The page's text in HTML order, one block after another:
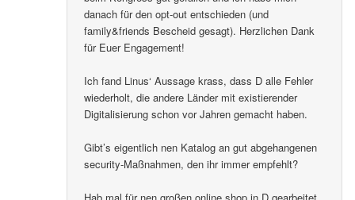
danach für den opt-out entschieden (und
family&friends Bescheid gesagt). Herzlichen Dank
für Euer Engagement!
Ich fand Linus‘ Aussage krass, dass D alle Fehler
wiederholt, die andere Länder mit existierender
Digitalisierung schon vor Jahren gemacht haben.
Gibt’s eigentlich nen Katalog an gut abgehangenen
security-Maßnahmen, den ihr immer empfehlt?